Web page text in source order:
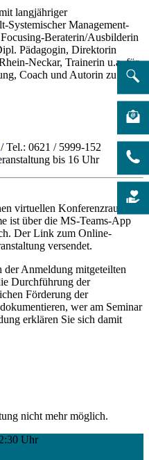
langjähriger
Systemischer Management-
Beraterin/Ausbilderin
Pädagogin, Direktorin
Neckar, Trainerin u.a. für
Coach und Autorin zu
/ Tel.: 0621 / 5999-152
bis 16 Uhr
virtuellen Konferenzraum
ist über die MS-Teams-App
Der Link zum Online-
versendet.
der Anmeldung mitgeteilten
Durchführung der
Förderung der
wer am Seminar
erklären Sie sich damit
nicht mehr möglich.
Uhr